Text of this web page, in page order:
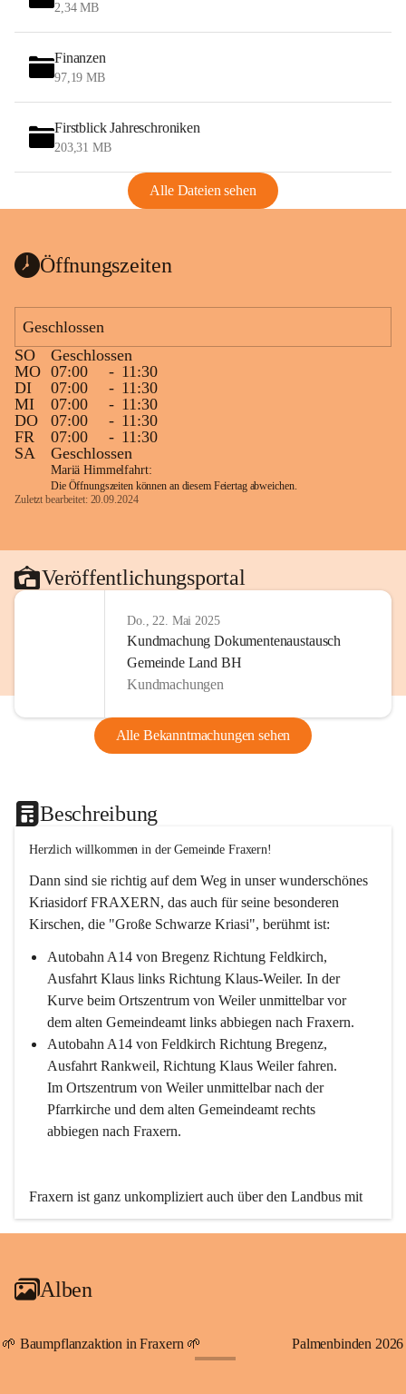
2,34 MB
Finanzen
97,19 MB
Firstblick Jahreschroniken
203,31 MB
Alle Dateien sehen
Öffnungszeiten
Geschlossen
SO
Geschlossen
MO 07:00 - 11:30
DI
07:00 - 11:30
MI
07:00 - 11:30
DO
07:00 - 11:30
FR
07:00 - 11:30
SA
Geschlossen
Mariä Himmelfahrt:
Die Öffnungszeiten können an diesem Feiertag abweichen.
Zuletzt bearbeitet: 20.09.2024
Veröffentlichungsportal
Do., 22. Mai 2025
Kundmachung Dokumentenaustausch
Gemeinde Land BH
Kundmachungen
Alle Bekanntmachungen sehen
Beschreibung
Herzlich willkommen in der Gemeinde Fraxern!
Dann sind sie richtig auf dem Weg in unser wunderschönes
Kriasidorf FRAXERN, das auch für seine besonderen
Kirschen, die "Große Schwarze Kriasi", berühmt ist:
Autobahn A14 von Bregenz Richtung Feldkirch,
Ausfahrt Klaus links Richtung Klaus-Weiler. In der
Kurve beim Ortszentrum von Weiler unmittelbar vor
dem alten Gemeindeamt links abbiegen nach Fraxern.
Autobahn A14 von Feldkirch Richtung Bregenz,
Ausfahrt Rankweil, Richtung Klaus Weiler fahren.
Im Ortszentrum von Weiler unmittelbar nach der
Pfarrkirche und dem alten Gemeindeamt rechts
abbiegen nach Fraxern.
Fraxern ist ganz unkompliziert auch über den Landbus mit
den öffentlichen Verkehrsmitteln zu erreichen. Die Linie
An Samstagen, Sonn- und Feiertagen können Sie bequem
persönlichen Linienbus zur gewünschten Zeit zu Ihrer
Haltestelle bestellen. Sowohl von Weiler kommend nach
Alben
🌱 Baumpflanzaktion in Fraxern 🌱 Palmenbinden 2026